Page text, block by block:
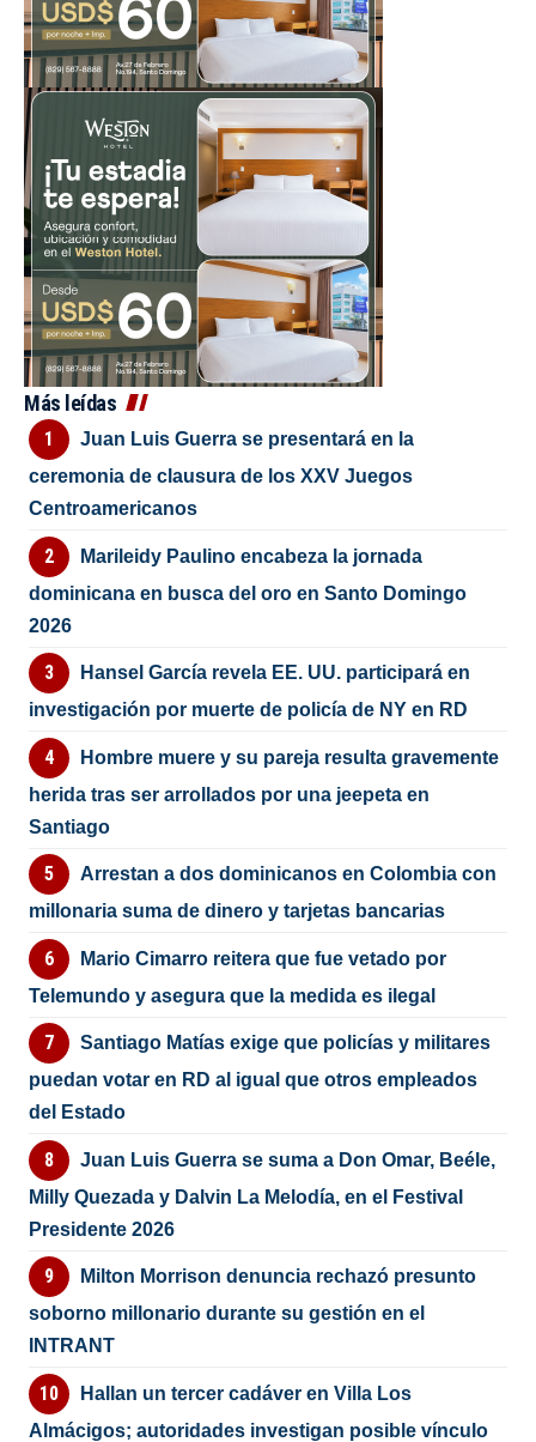
Más leídas
Juan Luis Guerra se presentará en la
ceremonia de clausura de los XXV Juegos
Centroamericanos
Marileidy Paulino encabeza la jornada
dominicana en busca del oro en Santo Domingo
2026
Hansel García revela EE. UU. participará en
investigación por muerte de policía de NY en RD
Hombre muere y su pareja resulta gravemente
herida tras ser arrollados por una jeepeta en
Santiago
Arrestan a dos dominicanos en Colombia con
millonaria suma de dinero y tarjetas bancarias
Mario Cimarro reitera que fue vetado por
Telemundo y asegura que la medida es ilegal
Santiago Matías exige que policías y militares
puedan votar en RD al igual que otros empleados
del Estado
Juan Luis Guerra se suma a Don Omar, Beéle,
Milly Quezada y Dalvin La Melodía, en el Festival
Presidente 2026
Milton Morrison denuncia rechazó presunto
soborno millonario durante su gestión en el
INTRANT
Hallan un tercer cadáver en Villa Los
Almácigos; autoridades investigan posible vínculo